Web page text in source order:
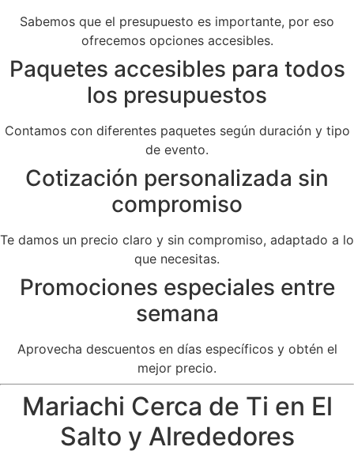
Sabemos que el presupuesto es importante, por eso
ofrecemos opciones accesibles.
Paquetes accesibles para todos
los presupuestos
Contamos con diferentes paquetes según duración y tipo
de evento.
Cotización personalizada sin
compromiso
Te damos un precio claro y sin compromiso, adaptado a lo
que necesitas.
Promociones especiales entre
semana
Aprovecha descuentos en días específicos y obtén el
mejor precio.
Mariachi Cerca de Ti en El
Salto y Alrededores